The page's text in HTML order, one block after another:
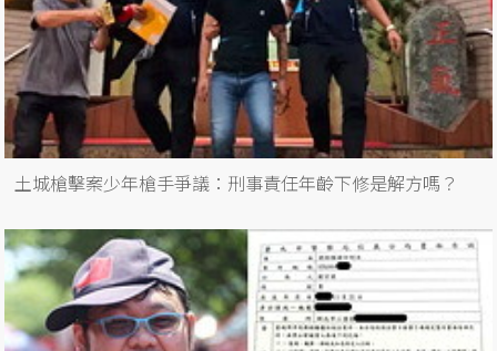
土城槍擊案少年槍手爭議：刑事責任年齡下修是解方嗎？